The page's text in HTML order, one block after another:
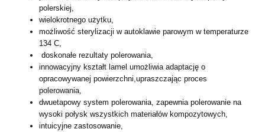
polerskiej,
wielokrotnego użytku,
możliwość sterylizacji w autoklawie parowym w temperaturze
134 C,
doskonałe rezultaty polerowania,
innowacyjny kształt lamel umożliwia adaptację o
opracowywanej powierzchni,upraszczając proces
polerowania,
dwuetapowy system polerowania, zapewnia polerowanie na
wysoki połysk wszystkich materiałów kompozytowych,
intuicyjne zastosowanie,